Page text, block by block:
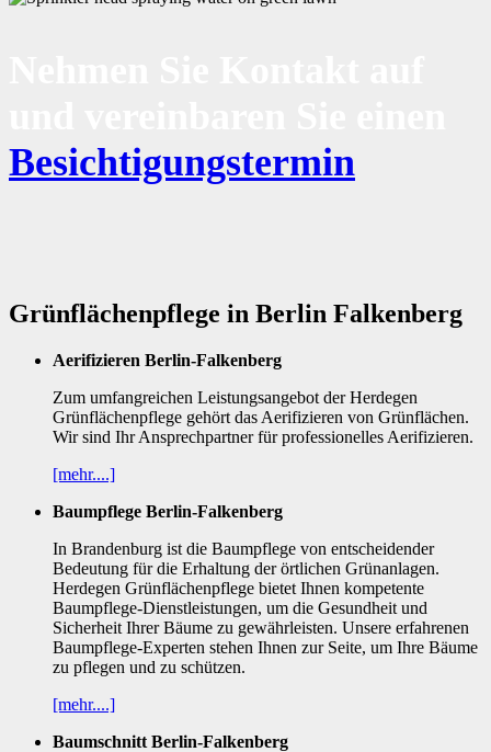
Besichtigungstermin
Grünflächenpflege in Berlin Falkenberg
Aerifizieren Berlin-Falkenberg
Zum umfangreichen Leistungsangebot der Herdegen
Grünflächenpflege gehört das Aerifizieren von Grünflächen.
Wir sind Ihr Ansprechpartner für professionelles Aerifizieren.
[mehr....]
Baumpflege Berlin-Falkenberg
In Brandenburg ist die Baumpflege von entscheidender
Bedeutung für die Erhaltung der örtlichen Grünanlagen.
Herdegen Grünflächenpflege bietet Ihnen kompetente
Baumpflege-Dienstleistungen, um die Gesundheit und
Sicherheit Ihrer Bäume zu gewährleisten. Unsere erfahrenen
Baumpflege-Experten stehen Ihnen zur Seite, um Ihre Bäume
zu pflegen und zu schützen.
[mehr....]
Baumschnitt Berlin-Falkenberg